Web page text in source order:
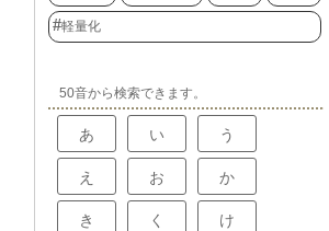
軽量化
50音から検索できます。
あ い う
え お か
き く け